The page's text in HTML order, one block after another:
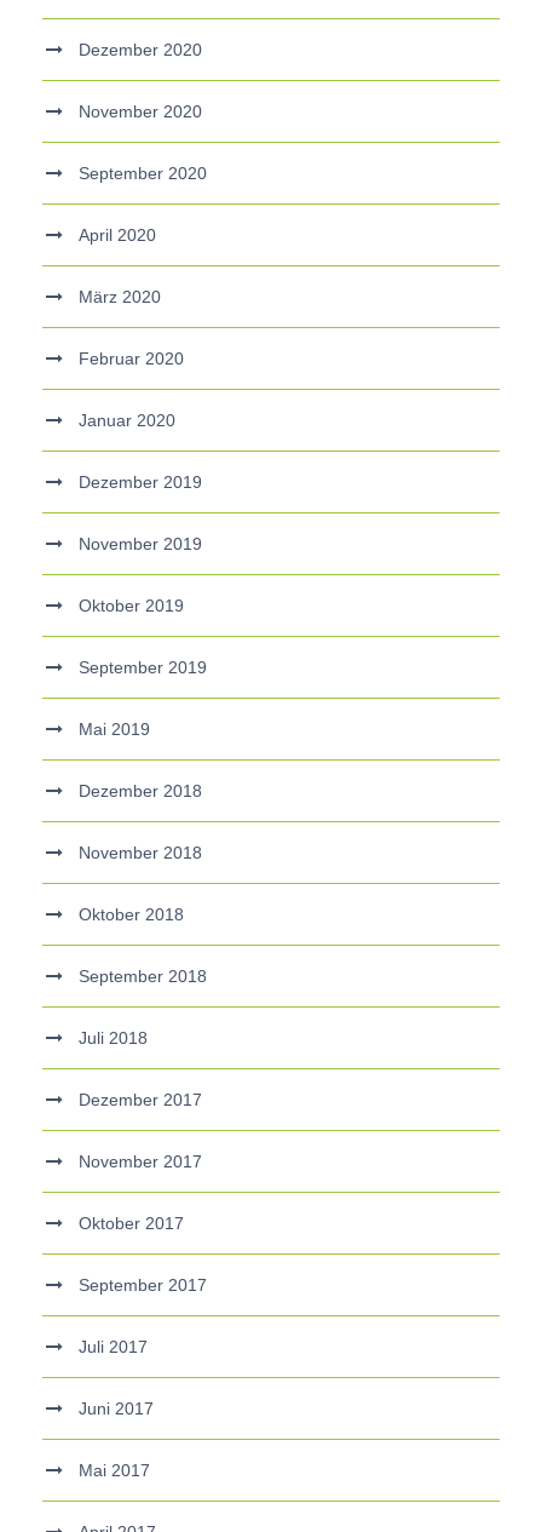
Dezember 2020
November 2020
September 2020
April 2020
März 2020
Februar 2020
Januar 2020
Dezember 2019
November 2019
Oktober 2019
September 2019
Mai 2019
Dezember 2018
November 2018
Oktober 2018
September 2018
Juli 2018
Dezember 2017
November 2017
Oktober 2017
September 2017
Juli 2017
Juni 2017
Mai 2017